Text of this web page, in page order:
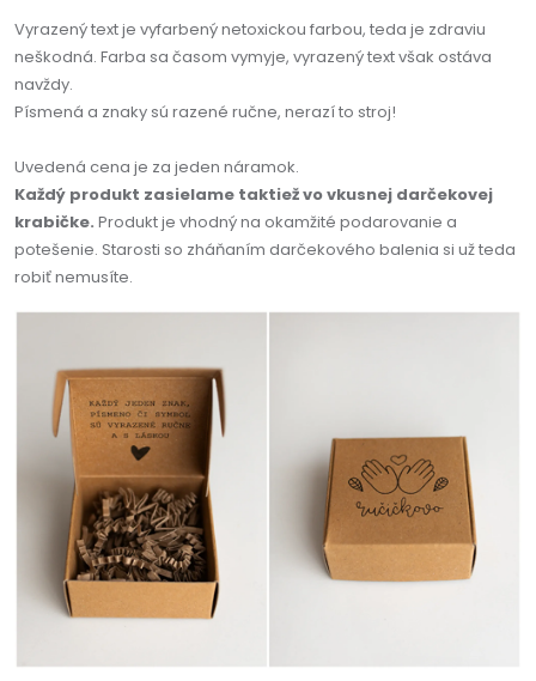
Vyrazený text je vyfarbený netoxickou farbou, teda je zdraviu
neškodná. Farba sa časom vymyje, vyrazený text však ostáva
navždy.
Písmená a znaky sú razené ručne, nerazí to stroj!
Uvedená cena je za jeden náramok.
Každý produkt zasielame taktiež vo vkusnej darčekovej
krabičke. Produkt je vhodný na okamžité podarovanie a
potešenie. Starosti so zháňaním darčekového balenia si už teda
robiť nemusíte.